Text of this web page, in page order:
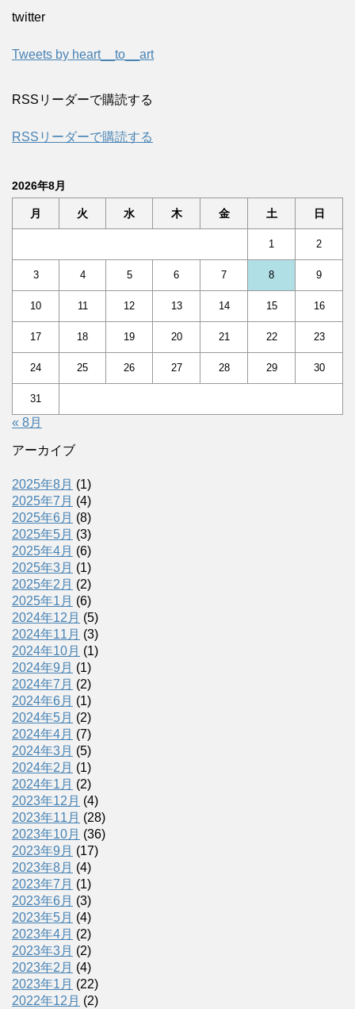
twitter
Tweets by heart__to__art
RSSリーダーで購読する
RSSリーダーで購読する
2026年8月
月 火 水 木 金 土 日
1 2
3 4 5 6 7 8 9
10 11 12 13 14 15 16
17 18 19 20 21 22 23
24 25 26 27 28 29 30
31
« 8月
アーカイブ
2025年8月 (1)
2025年7月 (4)
2025年6月 (8)
2025年5月 (3)
2025年4月 (6)
2025年3月 (1)
2025年2月 (2)
2025年1月 (6)
2024年12月 (5)
2024年11月 (3)
2024年10月 (1)
2024年9月 (1)
2024年7月 (2)
2024年6月 (1)
2024年5月 (2)
2024年4月 (7)
2024年3月 (5)
2024年2月 (1)
2024年1月 (2)
2023年12月 (4)
2023年11月 (28)
2023年10月 (36)
2023年9月 (17)
2023年8月 (4)
2023年7月 (1)
2023年6月 (3)
2023年5月 (4)
2023年4月 (2)
2023年3月 (2)
2023年2月 (4)
2023年1月 (22)
2022年12月 (2)